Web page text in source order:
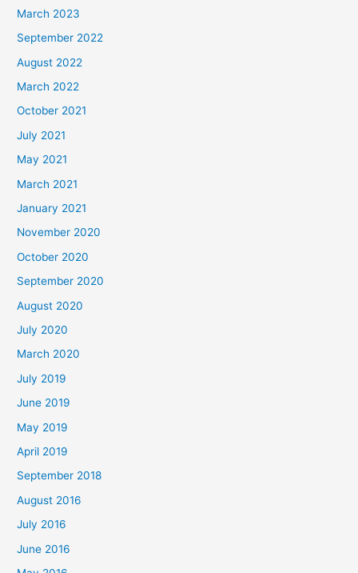
March 2023
September 2022
August 2022
March 2022
October 2021
July 2021
May 2021
March 2021
January 2021
November 2020
October 2020
September 2020
August 2020
July 2020
March 2020
July 2019
June 2019
May 2019
April 2019
September 2018
August 2016
July 2016
June 2016